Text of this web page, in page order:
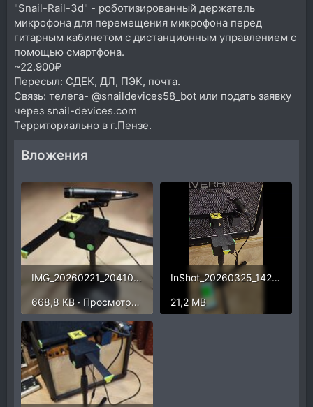
"Snail-Rail-3d" - роботизированный держатель
микрофона для перемещения микрофона перед
гитарным кабинетом с дистанционным управлением с
помощью смартфона.
~22.900₽
Пересыл: СДЕК, ДЛ, ПЭК, почта.
Связь: телега- @snaildevices58_bot или подать заявку
через snail-devices.com
Территориально в г.Пензе.
Вложения
IMG_20260221_204105.jpg
668,8 KB · Просмотры: 69
InShot_20260325_142354896.mp4
21,2 MB